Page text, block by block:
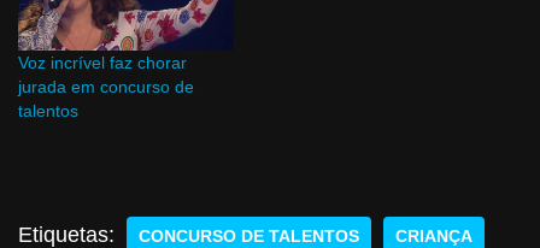
Voz incrível faz chorar
jurada em concurso de
talentos
Etiquetas: CONCURSO DE TALENTOS CRIANÇA